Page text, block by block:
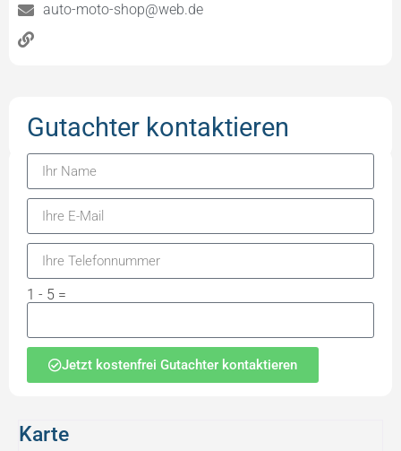
Karte
auto-moto-shop@web.de
Gutachter kontaktieren
1 - 5 =
Jetzt kostenfrei Gutachter kontaktieren